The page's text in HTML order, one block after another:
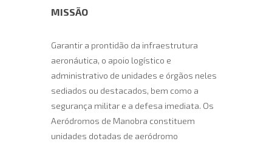
MISSÃO
Garantir a prontidão da infraestrutura
aeronáutica, o apoio logístico e
administrativo de unidades e órgãos neles
sediados ou destacados, bem como a
segurança militar e a defesa imediata. Os
Aeródromos de Manobra constituem
unidades dotadas de aeródromo